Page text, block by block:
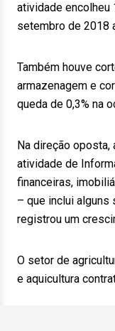
atividade encolheu
setembro de 2018
Também houve
armazenagem e
queda de 0,3% na
Na direção oposta,
atividade de
financeiras,
– que inclui
registrou um
O setor de
e aquicultura